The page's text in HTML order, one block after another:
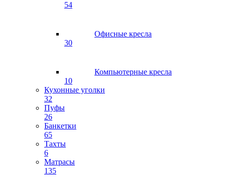
54
Офисные кресла
30
Компьютерные кресла
10
Кухонные уголки
32
Пуфы
26
Банкетки
65
Тахты
6
Матрасы
135